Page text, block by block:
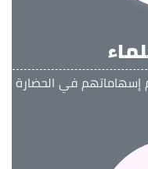
إسهاماتهم في الحضارة